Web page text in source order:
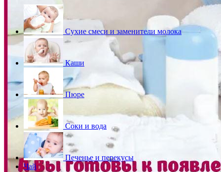
Сухие смеси и заменители молока
Каши
Пюре
Соки и вода
Печенье и перекусы
Чай